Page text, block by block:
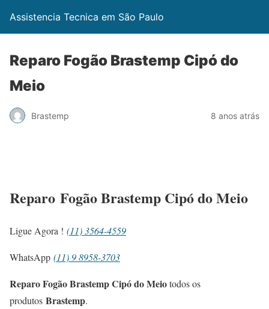
Assistencia Tecnica em São Paulo
Reparo Fogão Brastemp Cipó do
Meio
Brastemp 8 anos atrás
Reparo Fogão Brastemp Cipó do Meio
Ligue Agora ! (11) 3564-4559
WhatsApp (11) 9 8958-3703
Reparo Fogão Brastemp Cipó do Meiotodos os
produtos Brastemp.